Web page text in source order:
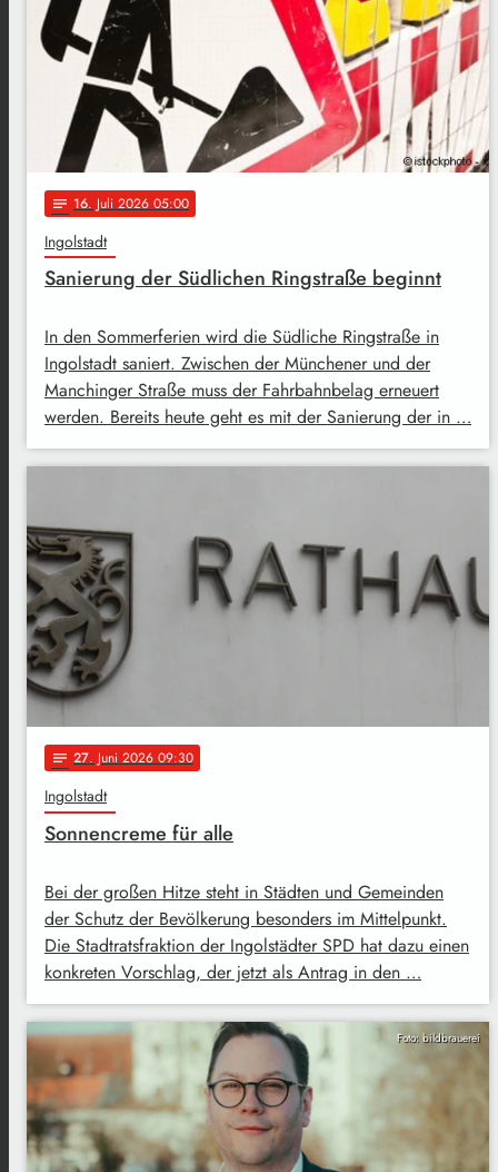
notes 16. Juli 2026 05:00
Ingolstadt
Sanierung der Südlichen Ringstraße beginnt
In den Sommerferien wird die Südliche Ringstraße in
Ingolstadt saniert. Zwischen der Münchener und der
Manchinger Straße muss der Fahrbahnbelag erneuert
werden. Bereits heute geht es mit der Sanierung der in …
notes 27. Juni 2026 09:30
Ingolstadt
Sonnencreme für alle
Bei der großen Hitze steht in Städten und Gemeinden
der Schutz der Bevölkerung besonders im Mittelpunkt.
Die Stadtratsfraktion der Ingolstädter SPD hat dazu einen
konkreten Vorschlag, der jetzt als Antrag in den …
Foto: bildbrauerei